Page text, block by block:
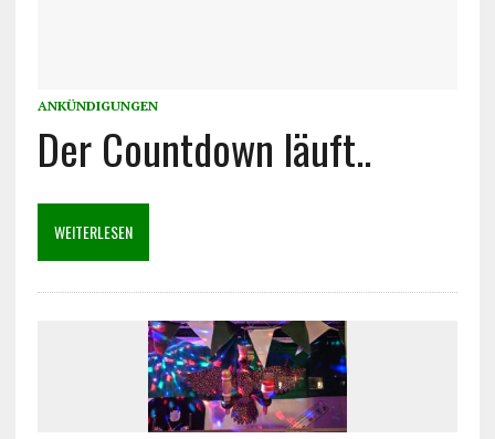
ANKÜNDIGUNGEN
Der Countdown läuft..
WEITERLESEN